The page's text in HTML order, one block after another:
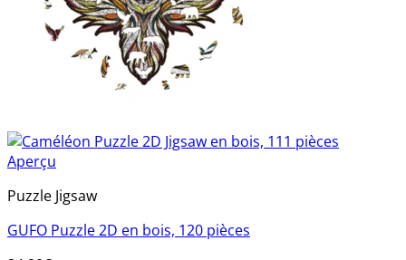
Aperçu
Puzzle Jigsaw
GUFO Puzzle 2D en bois, 120 pièces